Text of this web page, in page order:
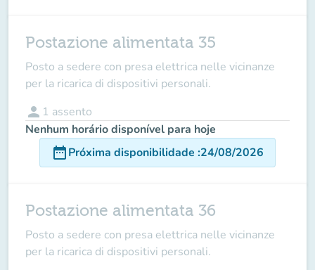
Postazione alimentata 35
Posto a sedere con presa elettrica nelle vicinanze
per la ricarica di dispositivi personali.
person 1 assento
Nenhum horário disponível para hoje
date_rangePróxima disponibilidade :24/08/2026
Postazione alimentata 36
Posto a sedere con presa elettrica nelle vicinanze
per la ricarica di dispositivi personali.